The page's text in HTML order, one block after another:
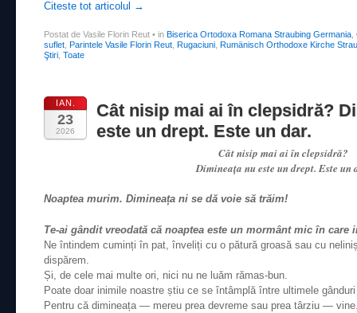
Citeste tot articolul →
Postat de Vasile Florin Reut • in Biserica Ortodoxa Romana Straubing Germania
suflet Parintele Vasile Florin Reut Rugaciuni Rumänisch Orthodoxe Kirche
Ştiri Toate
IAN.
23
2026
Cât nisip mai ai în clepsidră?
este un drept. Este un dar.
Cât nisip mai ai în clepsidră?
Dimineața nu este un drept. Este un
Noaptea murim. Dimineața ni se dă voie să trăim!
Te-ai gândit vreodată că noaptea este un mormânt mic în care
Ne întindem cuminți în pat, înveliți cu o pătură groasă sau cu
dispărem.
Și, de cele mai multe ori, nici nu ne luăm rămas-bun.
Poate doar inimile noastre știu ce se întâmplă între ultimele
Pentru că dimineața — mereu prea devreme sau prea târziu —